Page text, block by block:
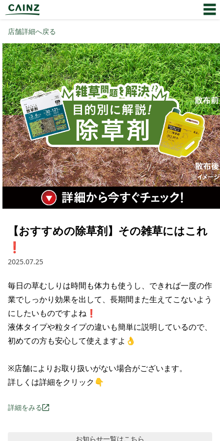
店舗詳細へ戻る
【おすすめの除草剤】その雑草にはこれ
❗
2025.07.25
毎日の草むしりは時間も体力も使うし、できれば一度の作
業でしっかり効果を出して、長期間また生えてこないよう
にしたいものですよね❗
液体タイプや粒タイプの違いも簡単に説明しているので、
初めての方も安心して使えますよ👌
※店舗によりお取り扱いがない場合がございます。
詳しくは詳細をクリック👇
詳細をみる
お知らせ一覧はこちら